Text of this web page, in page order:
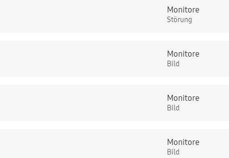
Monitore
Störung
Monitore
Bild
Monitore
Bild
Monitore
Bild